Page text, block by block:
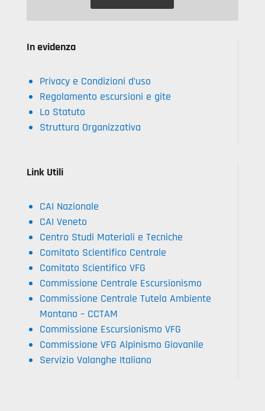
In evidenza
Privacy e Condizioni d’uso
Regolamento escursioni e gite
Lo Statuto
Struttura Organizzativa
Link Utili
CAI Nazionale
CAI Veneto
Centro Studi Materiali e Tecniche
Comitato Scientifico Centrale
Comitato Scientifico VFG
Commissione Centrale Escursionismo
Commissione Centrale Tutela Ambiente
Montano – CCTAM
Commissione Escursionismo VFG
Commissione VFG Alpinismo Giovanile
Servizio Valanghe Italiano